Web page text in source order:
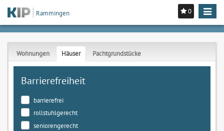
0
Toggle
Rammingen
Wohnungen Häuser Pachtgrundstücke
Barrierefreiheit
barrierefrei
rollstuhlgerecht
seniorengerecht